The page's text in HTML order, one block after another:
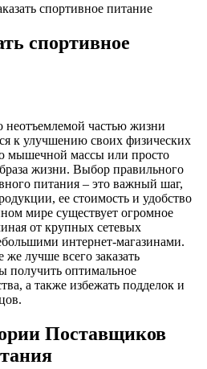
спортивное питание
спортивное
неотъемлемой частью жизни
к улучшению своих физических
мышечной массы или просто
жизни. Выбор правильного
питания – это важный шаг,
ее стоимость и удобство
мире существует огромное
от крупных сетевых
интернет-магазинами.
лучше всего заказать
получить оптимальное
а также избежать подделок и
Поставщиков